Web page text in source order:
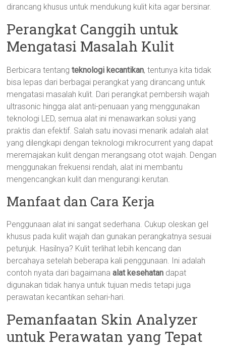
dirancang khusus untuk mendukung kulit kita agar bersinar.
Perangkat Canggih untuk
Mengatasi Masalah Kulit
Berbicara tentangteknologi kecantikan, tentunya kita tidak
bisa lepas dari berbagai perangkat yang dirancang untuk
mengatasi masalah kulit. Dari perangkat pembersih wajah
ultrasonic hingga alat anti-penuaan yang menggunakan
teknologi LED, semua alat ini menawarkan solusi yang
praktis dan efektif. Salah satu inovasi menarik adalah alat
yang dilengkapi dengan teknologi mikrocurrent yang dapat
meremajakan kulit dengan merangsang otot wajah. Dengan
menggunakan frekuensi rendah, alat ini membantu
mengencangkan kulit dan mengurangi kerutan.
Manfaat dan Cara Kerja
Penggunaan alat ini sangat sederhana. Cukup oleskan gel
khusus pada kulit wajah dan gunakan perangkatnya sesuai
petunjuk. Hasilnya? Kulit terlihat lebih kencang dan
bercahaya setelah beberapa kali penggunaan. Ini adalah
contoh nyata dari bagaimanaalat kesehatan dapat
digunakan tidak hanya untuk tujuan medis tetapi juga
perawatan kecantikan sehari-hari.
Pemanfaatan Skin Analyzer
untuk Perawatan yang Tepat